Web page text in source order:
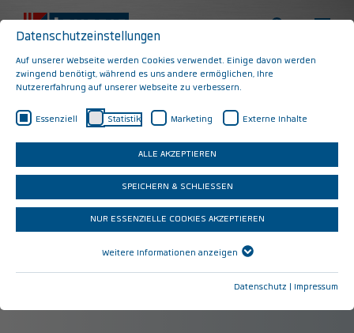
Wir bieten nicht nur Jobs. Wir bieten die sichere
Basis für Ihr ganz persönliches Lebenskonzept.
Rauf auf die (Karriere-)Leiter
Zukunftssicher am Markt etabliert, sind wir für
rund 600 Mitarbeiter ein attraktiver Arbeitgeber –
in der Region und bundesweit.
Datenschutzeinstellungen
Auf unserer Webseite werden Cookies verwendet. Einige davon werden
zwingend benötigt, während es uns andere ermöglichen, Ihre
Nutzererfahrung auf unserer Webseite zu verbessern.
Essenziell Statistik Marketing Externe Inhalte
ALLE AKZEPTIEREN
SPEICHERN & SCHLIESSEN
NUR ESSENZIELLE COOKIES AKZEPTIEREN
Weitere Informationen anzeigen
Datenschutz Impressum